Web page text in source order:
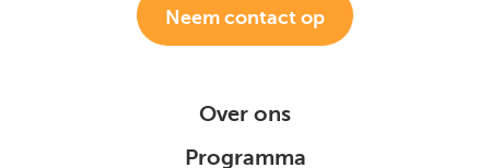
Neem contact op
Over ons
Programma